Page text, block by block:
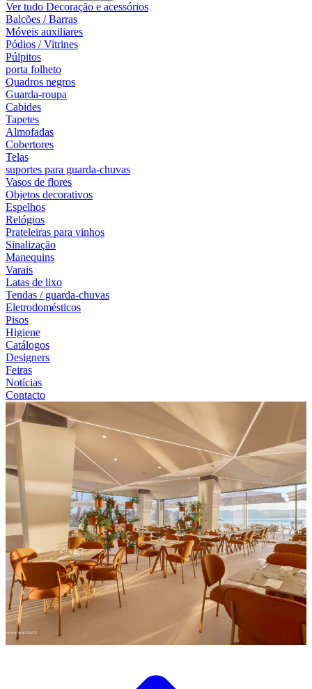
Ver tudo Decoração e acessórios
Balcões / Barras
Móveis auxiliares
Pódios / Vitrines
Púlpitos
porta folheto
Quadros negros
Guarda-roupa
Cabides
Tapetes
Almofadas
Cobertores
Telas
suportes para guarda-chuvas
Vasos de flores
Objetos decorativos
Espelhos
Relógios
Prateleiras para vinhos
Sinalização
Manequins
Varais
Latas de lixo
Tendas / guarda-chuvas
Eletrodomésticos
Pisos
Higiene
Catálogos
Designers
Feiras
Notícias
Contacto